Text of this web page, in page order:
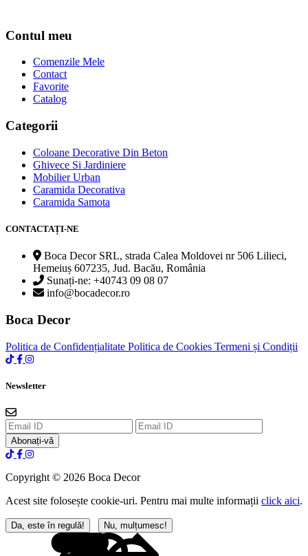
Contul meu
Comenzile Mele
Contact
Favorite
Catalog
Categorii
Coloane Decorative Din Beton
Ghivece Si Jardiniere
Mobilier Urban
Caramida Decorativa
Caramida Samota
CONTACTAȚI-NE
Boca Decor SRL, strada Calea Moldovei nr 506 Lilieci,
Hemeiuș 607235, Jud. Bacău, România
Sunați-ne: +40743 09 08 07
info@bocadecor.ro
Boca Decor
Politica de Confidențialitate Politica de Cookies Termeni și Condiții
Newsletter
Abonați-vă
Copyright © 2026 Boca Decor
Acest site folosește cookie-uri. Pentru mai multe informații click aici.
Da, este în regulă! Nu, mulțumesc!